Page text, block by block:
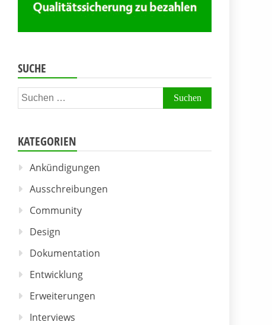
SUCHE
Suchen
nach:
KATEGORIEN
Ankündigungen
Ausschreibungen
Community
Design
Dokumentation
Entwicklung
Erweiterungen
Interviews